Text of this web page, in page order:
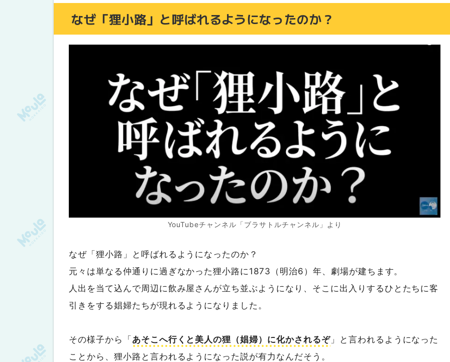
なぜ「狸小路」と呼ばれるようになったのか？
YouTubeチャンネル「ブラサトルチャンネル」より
なぜ「狸小路」と呼ばれるようになったのか？
元々は単なる仲通りに過ぎなかった狸小路に1873（明治6）年、劇場が建ちます。
人出を当て込んで周辺に飲み屋さんが立ち並ぶようになり、そこに出入りするひとたちに客
引きをする娼婦たちが現れるようになりました。
その様子から「あそこへ行くと美人の狸（娼婦）に化かされるぞ」と言われるようになった
ことから、狸小路と言われるようになった説が有力なんだそう。